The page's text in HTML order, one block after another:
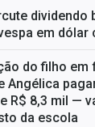
dividendo
em dólar
do filho em
Angélica
R$ 8,3 mil —
da escola